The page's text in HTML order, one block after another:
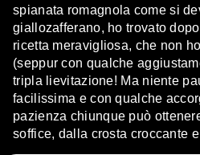
spianata romagnola come si
giallozafferano, ho trovato
ricetta meravigliosa, che non
(seppur con qualche
tripla lievitazione! Ma niente
facilissima e con qualche
pazienza chiunque può
soffice, dalla crosta croccante